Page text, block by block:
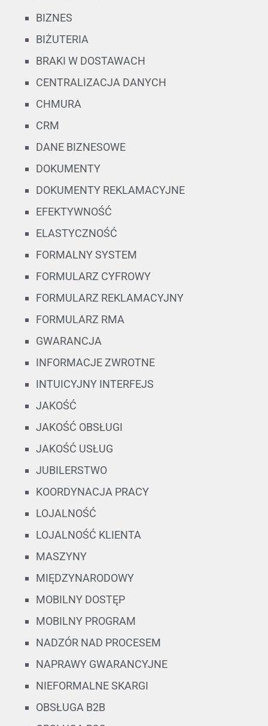
BIZNES
BIŻUTERIA
BRAKI W DOSTAWACH
CENTRALIZACJA DANYCH
CHMURA
CRM
DANE BIZNESOWE
DOKUMENTY
DOKUMENTY REKLAMACYJNE
EFEKTYWNOŚĆ
ELASTYCZNOŚĆ
FORMALNY SYSTEM
FORMULARZ CYFROWY
FORMULARZ REKLAMACYJNY
FORMULARZ RMA
GWARANCJA
INFORMACJE ZWROTNE
INTUICYJNY INTERFEJS
JAKOŚĆ
JAKOŚĆ OBSŁUGI
JAKOŚĆ USŁUG
JUBILERSTWO
KOORDYNACJA PRACY
LOJALNOŚĆ
LOJALNOŚĆ KLIENTA
MASZYNY
MIĘDZYNARODOWY
MOBILNY DOSTĘP
MOBILNY PROGRAM
NADZÓR NAD PROCESEM
NAPRAWY GWARANCYJNE
NIEFORMALNE SKARGI
OBSŁUGA B2B